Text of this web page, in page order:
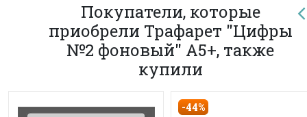
Покупатели, которые
приобрели Трафарет "Цифры
№2 фоновый" А5+, также
купили
-44%